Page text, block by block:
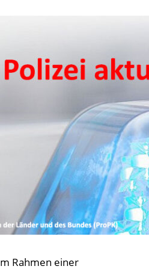
Rahmen einer